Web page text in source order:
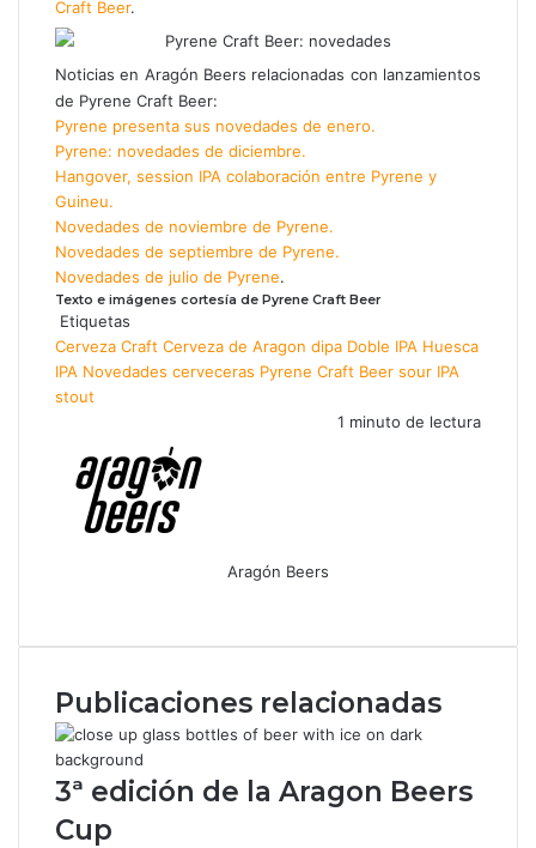
Craft Beer.
Noticias en Aragón Beers relacionadas con lanzamientos
de Pyrene Craft Beer:
Pyrene presenta sus novedades de enero.
Pyrene: novedades de diciembre.
Hangover, session IPA colaboración entre Pyrene y
Guineu.
Novedades de noviembre de Pyrene.
Novedades de septiembre de Pyrene.
Novedades de julio de Pyrene.
Texto e imágenes cortesía de Pyrene Craft Beer
Etiquetas
Cerveza Craft Cerveza de Aragon dipa Doble IPA Huesca
IPA Novedades cerveceras Pyrene Craft Beer sour IPA
stout
Aragón Beers
1 minuto de lectura
correo
Publicaciones relacionadas
3ª edición de la Aragon Beers
Cup